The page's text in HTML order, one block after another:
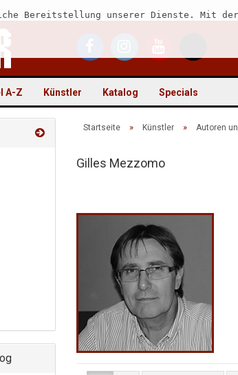
Bereitstellung unserer Dienste. Mit
A-Z Künstler Katalog Specials
Startseite » Künstler » Autoren
Gilles Mezzomo